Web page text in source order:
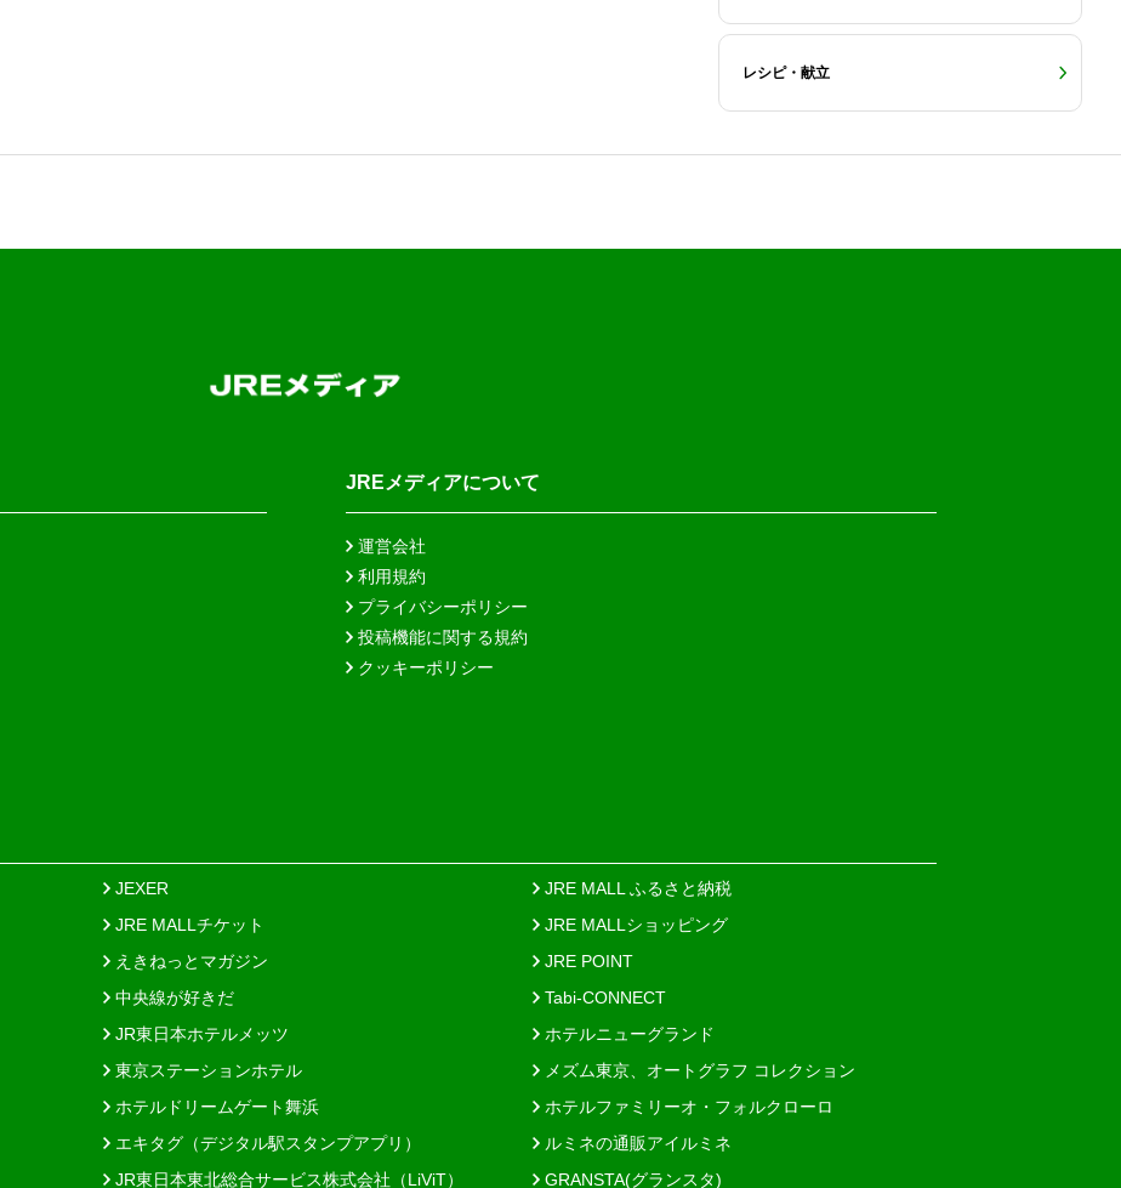
レシピ・献立
JREメディアについて
運営会社
利用規約
プライバシーポリシー
投稿機能に関する規約
クッキーポリシー
JEXER
JRE MALL ふるさと納税
JRE MALLチケット
JRE MALLショッピング
えきねっとマガジン
JRE POINT
中央線が好きだ
Tabi-CONNECT
JR東日本ホテルメッツ
ホテルニューグランド
東京ステーションホテル
メズム東京、オートグラフ コレクション
ホテルドリームゲート舞浜
ホテルファミリーオ・フォルクローロ
エキタグ（デジタル駅スタンプアプリ）
ルミネの通販アイルミネ
JR東日本東北総合サービス株式会社（LiViT） GRANSTA(グランスタ)